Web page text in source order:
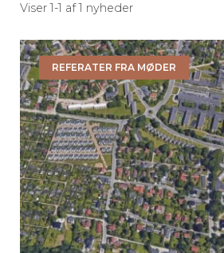
Viser 1-1 af 1 nyheder
REFERATER FRA MØDER